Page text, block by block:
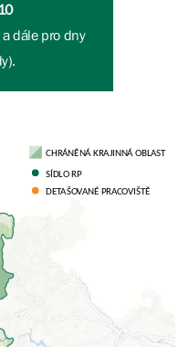
dále pro dny